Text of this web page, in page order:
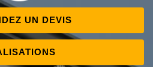
UN DEVIS